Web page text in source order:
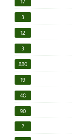
17
3
12
3
880
19
48
90
2